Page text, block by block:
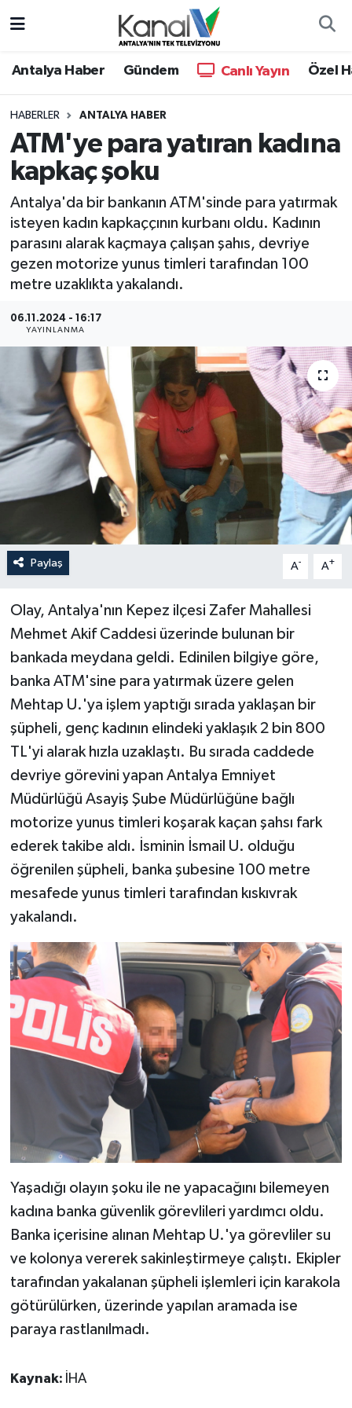
Antalya Haber Gündem Canlı Yayın Özel
HABERLER ANTALYA HABER
ATM'ye para yatıran kadına
kapkaç şoku
Antalya'da bir bankanın ATM'sinde para yatırmak
isteyen kadın kapkaççının kurbanı oldu. Kadının
parasını alarak kaçmaya çalışan şahıs, devriye
gezen motorize yunus timleri tarafından 100
metre uzaklıkta yakalandı.
06.11.2024 - 16:17
YAYINLANMA
Paylaş A- A+
Olay, Antalya'nın Kepez ilçesi Zafer Mahallesi
Mehmet Akif Caddesi üzerinde bulunan bir
bankada meydana geldi. Edinilen bilgiye göre,
banka ATM'sine para yatırmak üzere gelen
Mehtap U.'ya işlem yaptığı sırada yaklaşan bir
şüpheli, genç kadının elindeki yaklaşık 2 bin 800
TL'yi alarak hızla uzaklaştı. Bu sırada caddede
devriye görevini yapan Antalya Emniyet
Müdürlüğü Asayiş Şube Müdürlüğüne bağlı
motorize yunus timleri koşarak kaçan şahsı fark
ederek takibe aldı. İsminin İsmail U. olduğu
öğrenilen şüpheli, banka şubesine 100 metre
mesafede yunus timleri tarafından kıskıvrak
yakalandı.
Yaşadığı olayın şoku ile ne yapacağını bilemeyen
kadına banka güvenlik görevlileri yardımcı oldu.
Banka içerisine alınan Mehtap U.'ya görevliler su
ve kolonya vererek sakinleştirmeye çalıştı. Ekipler
tarafından yakalanan şüpheli işlemleri için karakola
götürülürken, üzerinde yapılan aramada ise
paraya rastlanılmadı.
Kaynak: İHA
Antalya Haber
Dünya
Eğitim
Ekonomi
Gündem
Haberler
KANALV Spor
Kültür Sanat
Magazin
Öğle Bülteni
Siyaset
Sosyal medya
Spor
Teknoloji
Televizyon
Turizm
Yaşam
Hava Durumu
Trafik Durumu
Süper Lig Puan Durumu ve Fikstür
Tüm Manşetler
Son Dakika Haberleri